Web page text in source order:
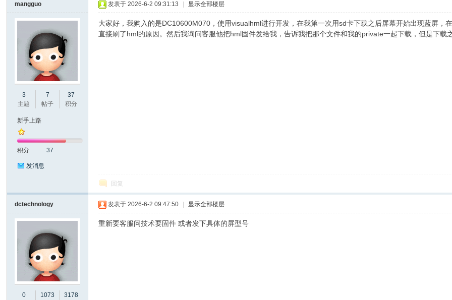
mangguo
3
主题
7
帖子
37
积分
新手上路
积分 37
发消息
发表于 2026-6-2 09:31:13 显示全部楼层
大家好，我购入的是DC10600M070，使用visualhml进行开发，在我第一次用sd卡下载之后屏幕开始出现蓝屏，
直接刷了hml的原因。然后我询问客服他把hml固件发给我，告诉我把那个文件和我的private一起下载，但是下载
回复
dctechnology
0
1073
3178
发表于 2026-6-2 09:47:50 显示全部楼层
重新要客服问技术要固件 或者发下具体的屏型号